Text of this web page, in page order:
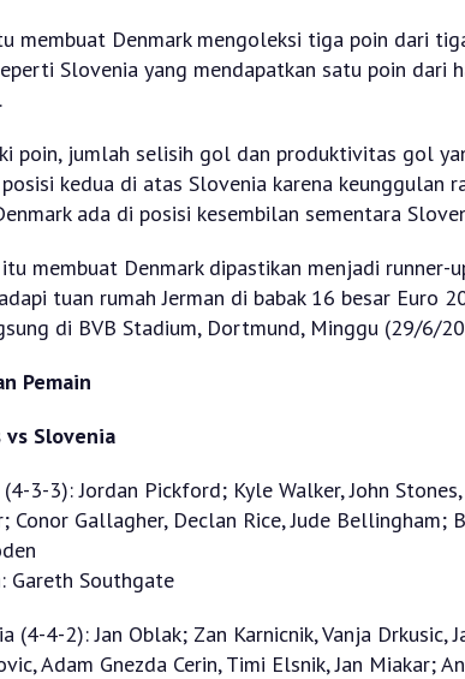
membuat Denmark mengoleksi tiga poin dari
Slovenia yang mendapatkan satu poin dari
poin, jumlah selisih gol dan produktivitas gol
kedua di atas Slovenia karena keunggulan
ada di posisi kesembilan sementara
membuat Denmark dipastikan menjadi runner-
tuan rumah Jerman di babak 16 besar Euro
di BVB Stadium, Dortmund, Minggu (29/6/
Pemain
vs Slovenia
3-3): Jordan Pickford; Kyle Walker, John
Conor Gallagher, Declan Rice, Jude Bellingham;
Gareth Southgate
(4-4-2): Jan Oblak; Zan Karnicnik, Vanja Drkusic,
Adam Gnezda Cerin, Timi Elsnik, Jan Miakar;